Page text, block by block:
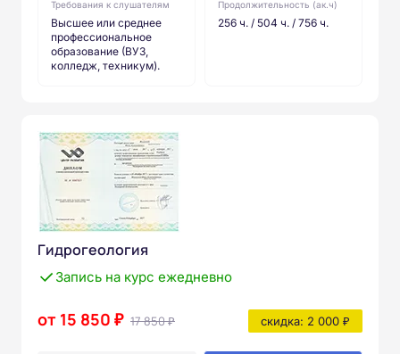
Требования к слушателям
Высшее или среднее
профессиональное
образование (ВУЗ,
колледж, техникум).
Продолжительность (ак.ч)
256 ч. / 504 ч. / 756 ч.
Гидрогеология
Запись на курс ежедневно
от 15 850 ₽ 17 850 ₽ скидка: 2 000 ₽